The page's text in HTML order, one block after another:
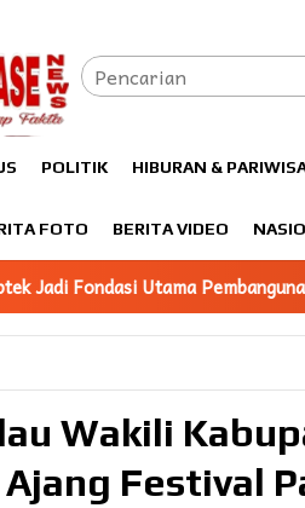
POLITIK HIBURAN &
FOTO BERITA VIDEO
Mahasiswa
Wakili
Festival